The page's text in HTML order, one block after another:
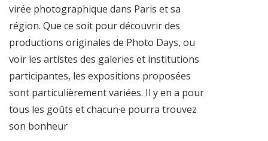
virée photographique dans Paris et sa
région. Que ce soit pour découvrir des
productions originales de Photo Days, ou
voir les artistes des galeries et institutions
participantes, les expositions proposées
sont particulièrement variées. Il y en a pour
tous les goûts et chacun·e pourra trouvez
son bonheur